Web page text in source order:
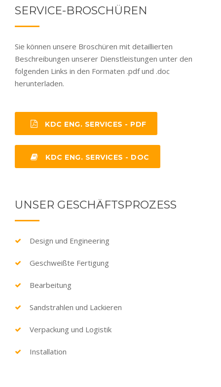
SERVICE-BROSCHÜREN
Sie können unsere Broschüren mit detaillierten
Beschreibungen unserer Dienstleistungen unter den
folgenden Links in den Formaten .pdf und .doc
herunterladen.
KDC ENG. SERVICES - PDF
KDC ENG. SERVICES - DOC
UNSER GESCHÄFTSPROZESS
Design und Engineering
Geschweißte Fertigung
Bearbeitung
Sandstrahlen und Lackieren
Verpackung und Logistik
Installation